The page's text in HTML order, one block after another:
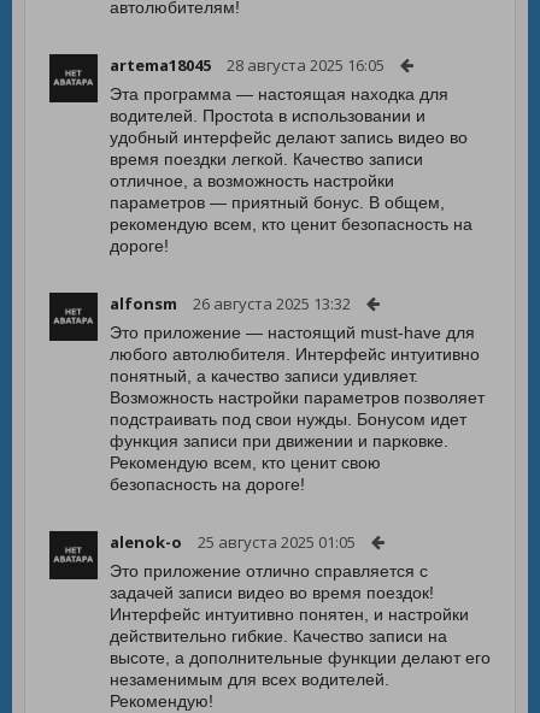
автолюбителям!
artema18045 28 августа 2025 16:05
Эта программа — настоящая находка для
водителей. Простota в использовании и
удобный интерфейс делают запись видео во
время поездки легкой. Качество записи
отличное, а возможность настройки
параметров — приятный бонус. В общем,
рекомендую всем, кто ценит безопасность на
дороге!
alfonsm 26 августа 2025 13:32
Это приложение — настоящий must-have для
любого автолюбителя. Интерфейс интуитивно
понятный, а качество записи удивляет.
Возможность настройки параметров позволяет
подстраивать под свои нужды. Бонусом идет
функция записи при движении и парковке.
Рекомендую всем, кто ценит свою
безопасность на дороге!
alenok-o 25 августа 2025 01:05
Это приложение отлично справляется с
задачей записи видео во время поездок!
Интерфейс интуитивно понятен, и настройки
действительно гибкие. Качество записи на
высоте, а дополнительные функции делают его
незаменимым для всех водителей.
Рекомендую!